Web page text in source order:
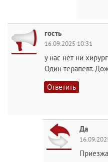
гость
16.09.2025 10:31
у нас нет ни
Один терапевт.
Ответить
Да